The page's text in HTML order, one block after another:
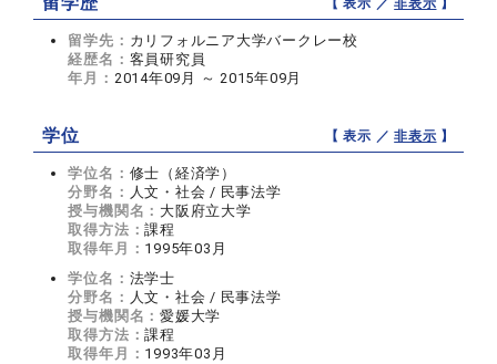
【 表示 ／非表示 】
留学先： カリフォルニア大学バークレー校
経歴名： 客員研究員
年月： 2014年09月 ～ 2015年09月
学位 【 表示 ／非表示 】
学位名： 修士（経済学）
分野名： 人文・社会 / 民事法学
授与機関名： 大阪府立大学
取得方法：課程
取得年月： 1995年03月
学位名： 法学士
分野名： 人文・社会 / 民事法学
授与機関名：愛媛大学
取得方法：課程
取得年月： 1993年03月